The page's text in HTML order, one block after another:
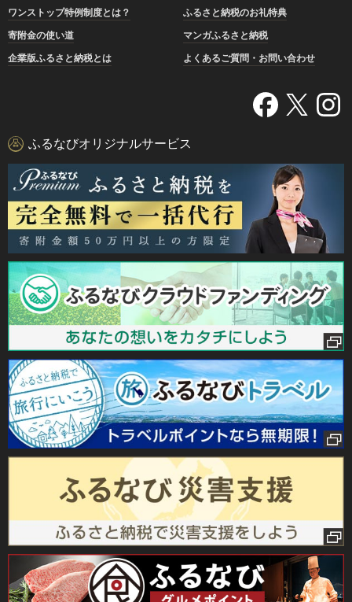
ワンストップ特例制度とは？
ふるさと納税のお礼特典
寄附金の使い道
マンガふるさと納税
企業版ふるさと納税とは
よくあるご質問・お問い合わせ
ふるなびオリジナルサービス